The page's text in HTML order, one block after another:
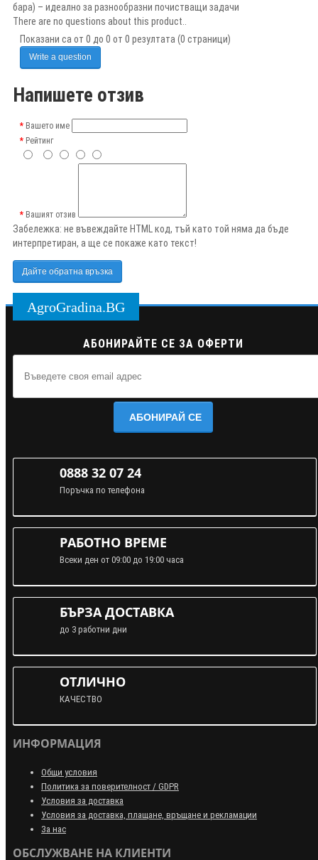
бара) – идеално за разнообразни почистващи задачи
There are no questions about this product..
Показани са от 0 до 0 от 0 резултата (0 страници)
Write a question
Напишете отзив
Вашето име
Рейтинг
Вашият отзив
Забележка: не въвеждайте HTML код, тъй като той няма да бъде
интерпретиран, а ще се покаже като текст!
Дайте обратна връзка
AgroGradina.BG
АБОНИРАЙТЕ СЕ ЗА ОФЕРТИ
АБОНИРАЙ СЕ
0888 32 07 24
Поръчка по телефона
РАБОТНО ВРЕМЕ
Всеки ден от 09:00 до 19:00 часа
БЪРЗА ДОСТАВКА
до 3 работни дни
ОТЛИЧНО
КАЧЕСТВО
ИНФОРМАЦИЯ
Общи условия
Политика за поверителност / GDPR
Условия за доставка
Условия за доставка, плащане, връщане и рекламации
За нас
ОБСЛУЖВАНЕ НА КЛИЕНТИ